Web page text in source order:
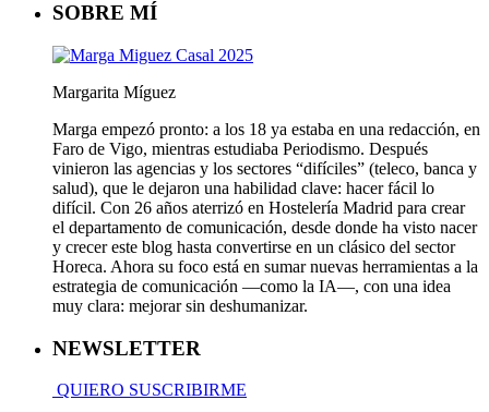
SOBRE MÍ
Margarita Míguez
Marga empezó pronto: a los 18 ya estaba en una redacción, en
Faro de Vigo, mientras estudiaba Periodismo. Después
vinieron las agencias y los sectores “difíciles” (teleco, banca y
salud), que le dejaron una habilidad clave: hacer fácil lo
difícil. Con 26 años aterrizó en Hostelería Madrid para crear
el departamento de comunicación, desde donde ha visto nacer
y crecer este blog hasta convertirse en un clásico del sector
Horeca. Ahora su foco está en sumar nuevas herramientas a la
estrategia de comunicación —como la IA—, con una idea
muy clara: mejorar sin deshumanizar.
NEWSLETTER
QUIERO SUSCRIBIRME